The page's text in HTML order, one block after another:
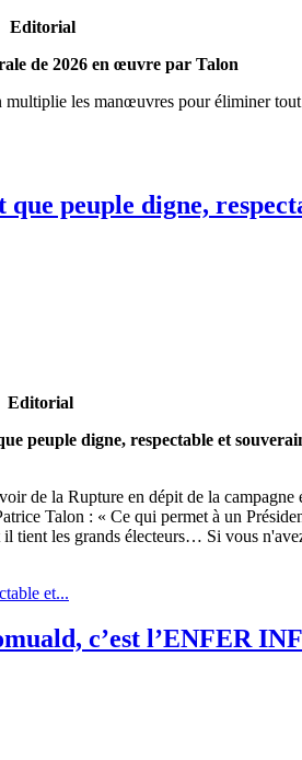
Editorial
de 2026 en œuvre par Talon
les manœuvres pour éliminer
peuple digne,
Editorial
peuple digne, respectable et
de la Rupture en dépit de la
Talon : « Ce qui permet à un
tient les grands électeurs… Si vous
et...
c’est l’ENFER